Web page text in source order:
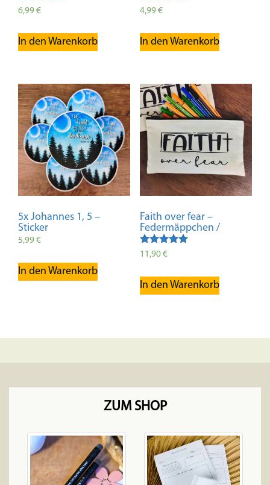
Bewertet mit
6,99€
In den Warenkorb
Bewertet
von 5
4,99€
In den Warenkorb
5x Johannes 1, 5 –
Sticker
5,99€
In den Warenkorb
Faith over fear –
Federmäppchen /
Kosmetiktasche
Bewertet mit
11,90€
In den Warenkorb
ZUM SHOP